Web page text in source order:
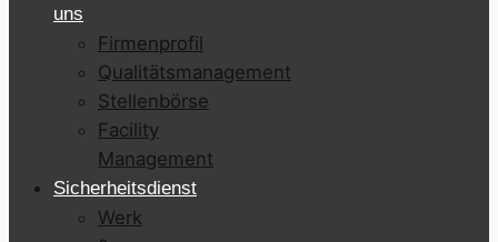
uns
Firmenprofil
Qualitätsmanagement
Stellenbörse
Facility
Management
Sicherheitsdienst
Werk